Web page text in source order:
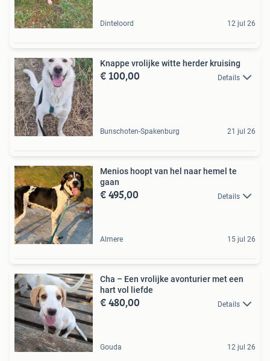
Dinteloord 12 jul 26
Knappe vrolijke witte herder kruising
€ 100,00 Details
Bunschoten-Spakenburg 21 jul 26
Menios hoopt van hel naar hemel te
gaan
€ 495,00 Details
Almere 15 jul 26
Cha – Een vrolijke avonturier met een
hart vol liefde
€ 480,00 Details
Gouda 12 jul 26